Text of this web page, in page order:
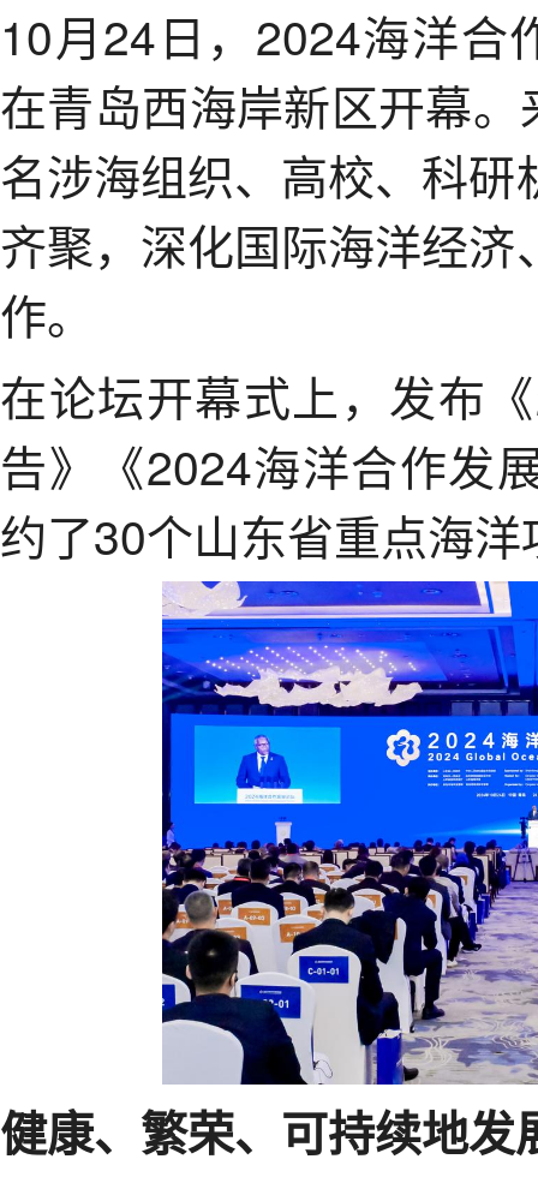
10月24日，2024海洋合
在青岛西海岸新区开幕
名涉海组织、高校、科
齐聚，深化国际海洋经
作。
在论坛开幕式上，发布
告》《2024海洋合作发
约了30个山东省重点海
健康、繁荣、可持续地发